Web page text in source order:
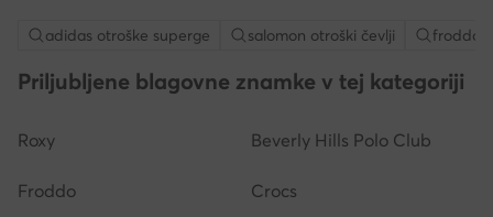
adidas otroške superge salomon otroški čevlji froddo
Priljubljene blagovne znamke v tej kategoriji
Roxy Beverly Hills Polo Club
Froddo Crocs